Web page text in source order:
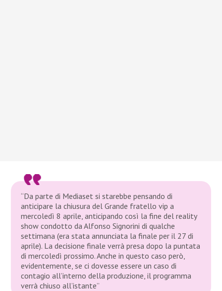
“Da parte di Mediaset si starebbe pensando di
anticipare la chiusura del Grande fratello vip a
mercoledì 8 aprile, anticipando così la fine del reality
show condotto da Alfonso Signorini di qualche
settimana (era stata annunciata la finale per il 27 di
aprile). La decisione finale verrà presa dopo la puntata
di mercoledì prossimo. Anche in questo caso però,
evidentemente, se ci dovesse essere un caso di
contagio all’interno della produzione, il programma
verrà chiuso all’istante”